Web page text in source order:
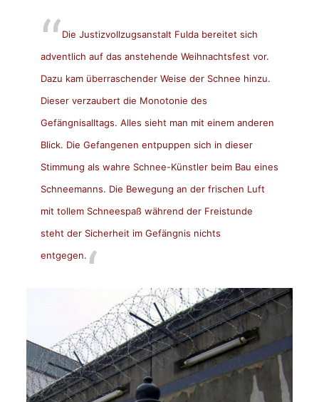
Die Justizvollzugsanstalt Fulda bereitet sich
adventlich auf das anstehende Weihnachtsfest vor.
Dazu kam überraschender Weise der Schnee hinzu.
Dieser verzaubert die Monotonie des
Gefängnisalltags. Alles sieht man mit einem anderen
Blick. Die Gefangenen entpuppen sich in dieser
Stimmung als wahre Schnee-Künstler beim Bau eines
Schneemanns. Die Bewegung an der frischen Luft
mit tollem Schneespaß während der Freistunde
steht der Sicherheit im Gefängnis nichts
entgegen.